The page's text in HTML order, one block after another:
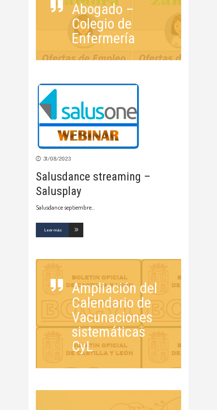
Abogado –
Colegio de
Enfermería
31/08/2023
Salusdance streaming –
Salusplay
Salusdance septiembre
Leer más
Ampliación del
Calendario de
Vacunaciones
sistemáticas
CyL